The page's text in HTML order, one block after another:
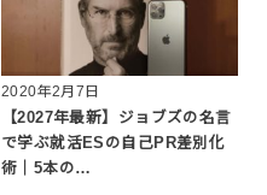
2020年2月7日
【2027年最新】ジョブズの名言
で学ぶ就活ESの自己PR差別化
術｜5本の…